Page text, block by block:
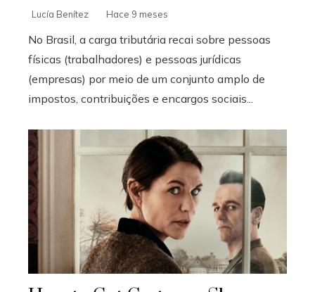
Lucía Benítez Hace 9 meses
No Brasil, a carga tributária recai sobre pessoas
físicas (trabalhadores) e pessoas jurídicas
(empresas) por meio de um conjunto amplo de
impostos, contribuições e encargos sociais...